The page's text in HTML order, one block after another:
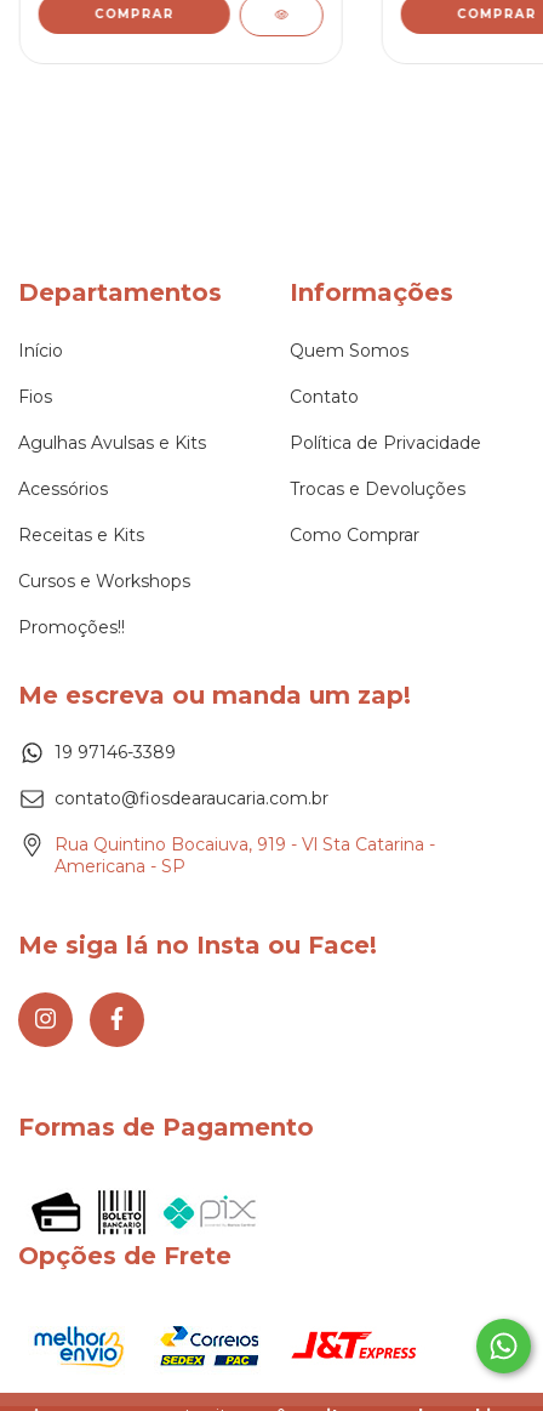
Departamentos
Início
Fios
Agulhas Avulsas e Kits
Acessórios
Receitas e Kits
Cursos e Workshops
Promoções!!
Informações
Quem Somos
Contato
Política de Privacidade
Trocas e Devoluções
Como Comprar
Me escreva ou manda um zap!
19 97146-3389
contato@fiosdearaucaria.com.br
Rua Quintino Bocaiuva, 919 - Vl Sta Catarina -
Americana - SP
Me siga lá no Insta ou Face!
Formas de Pagamento
Opções de Frete